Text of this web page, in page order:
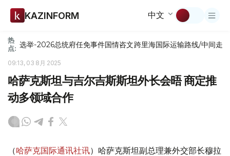
KAZINFORM 中文
热
点: 选举-2026总统府任免事件国情咨文跨里海国际运输路线/中间走廊
09:13, 03 8月 2025
哈萨克斯坦与吉尔吉斯斯坦外长会晤 商定推
动多领域合作
（哈萨克国际通讯社讯）哈萨克斯坦副总理兼外交部长穆拉